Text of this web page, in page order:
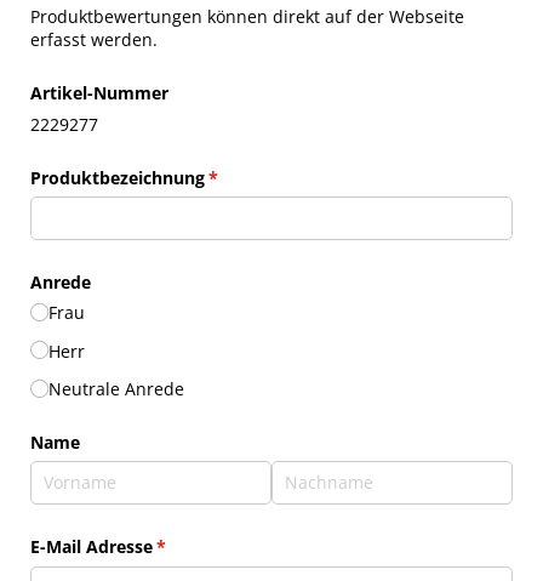
Produktbewertungen können direkt auf der Webseite
erfasst werden.
Artikel-Nummer
2229277
Produktbezeichnung*
(erforderlich)
Anrede
Frau
Herr
Neutrale Anrede
Name
E-Mail Adresse*
(erforderlich)